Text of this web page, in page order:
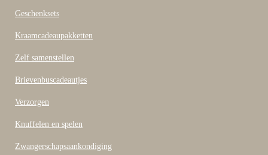
b
o
Geschenksets
Kraamcadeaupakketten
Zelf samenstellen
Brievenbuscadeautjes
Verzorgen
Knuffelen en spelen
Zwangerschapsaankondiging